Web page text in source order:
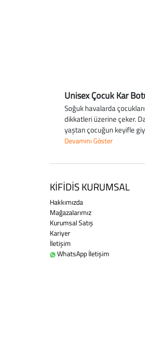
Unisex Çocuk Kar
Soğuk havalarda
dikkatleri üzerine çeker.
yaştan çocuğun keyifle
Devamını Göster
KİFİDİS KURUMSAL
Hakkımızda
Mağazalarımız
Kurumsal Satış
Kariyer
İletişim
WhatsApp İletişim